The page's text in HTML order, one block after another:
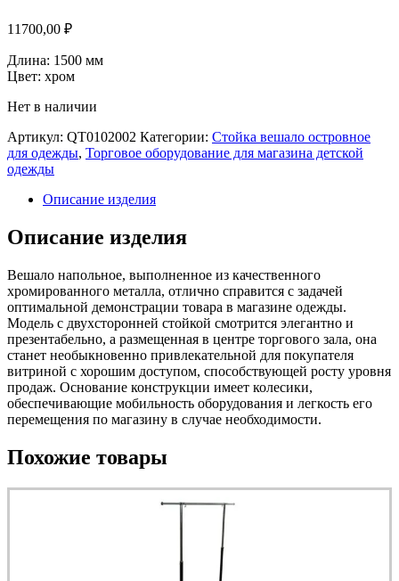
11700,00 ₽
Длина: 1500 мм
Цвет: хром
Нет в наличии
Артикул: QT0102002 Категории: Стойка вешало островное
для одежды, Торговое оборудование для магазина детской
одежды
Описание изделия
Описание изделия
Вешало напольное, выполненное из качественного
хромированного металла, отлично справится с задачей
оптимальной демонстрации товара в магазине одежды.
Модель с двухсторонней стойкой смотрится элегантно и
презентабельно, а размещенная в центре торгового зала, она
станет необыкновенно привлекательной для покупателя
витриной с хорошим доступом, способствующей росту уровня
продаж. Основание конструкции имеет колесики,
обеспечивающие мобильность оборудования и легкость его
перемещения по магазину в случае необходимости.
Похожие товары